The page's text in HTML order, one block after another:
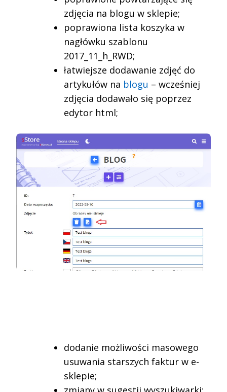
zdjęcia na blogu w sklepie;
poprawiona lista koszyka w
nagłówku szablonu
2017_11_h_RWD;
łatwiejsze dodawanie zdjęć do
artykułów na blogu – wcześniej
zdjęcia dodawało się poprzez
edytor html;
dodanie możliwości masowego
usuwania starszych faktur w e-
sklepie;